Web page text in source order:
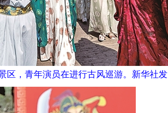
区，青年演员在进行古风巡游。新华社发